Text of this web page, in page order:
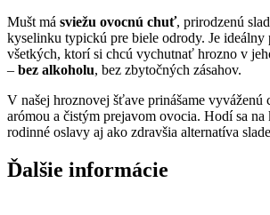
Mušt má sviežu ovocnú chuť, prirodzenú
kyselinku typickú pre biele odrody. Je ideálny
všetkých, ktorí si chcú vychutnať hrozno v
– bez alkoholu, bez zbytočných zásahov.
V našej hroznovej šťave prinášame vyváženú
arómou a čistým prejavom ovocia. Hodí sa na
rodinné oslavy aj ako zdravšia alternatíva
Ďalšie informácie